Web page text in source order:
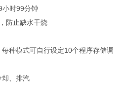
小时99分钟
防止缺水干烧
种模式可自行设定10个程序存储调
、排汽